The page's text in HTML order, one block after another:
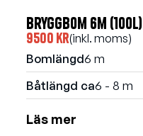
Bryggbom 6m (100l)
9500 kr(inkl. moms)
Bomlängd6 m
Båtlängd ca6 - 8 m
Läs mer